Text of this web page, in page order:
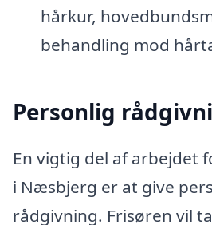
hårkur,
behandling mod
Personlig
En vigtig del af arbejdet
i Næsbjerg er at give
rådgivning. Frisøren vil